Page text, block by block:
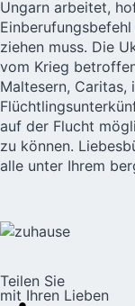
Ungarn arbeitet,
ziehen muss. Die
vom Krieg
Maltesern, Caritas,
auf der Flucht
zu können.
alle unter Ihrem
Teilen Sie
mit Ihren Lieben